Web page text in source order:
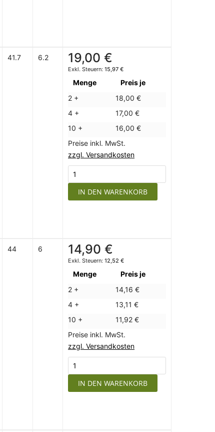
41.7 6.2 19,00 €
15,97 €
Menge
Preis je
2 +
18,00 €
4 +
17,00 €
10 +
16,00 €
Preise inkl. MwSt.
zzgl. Versandkosten
IN DEN WARENKORB
44 6 14,90 €
12,52 €
Menge
Preis je
2 +
14,16 €
4 +
13,11 €
10 +
11,92 €
Preise inkl. MwSt.
zzgl. Versandkosten
IN DEN WARENKORB